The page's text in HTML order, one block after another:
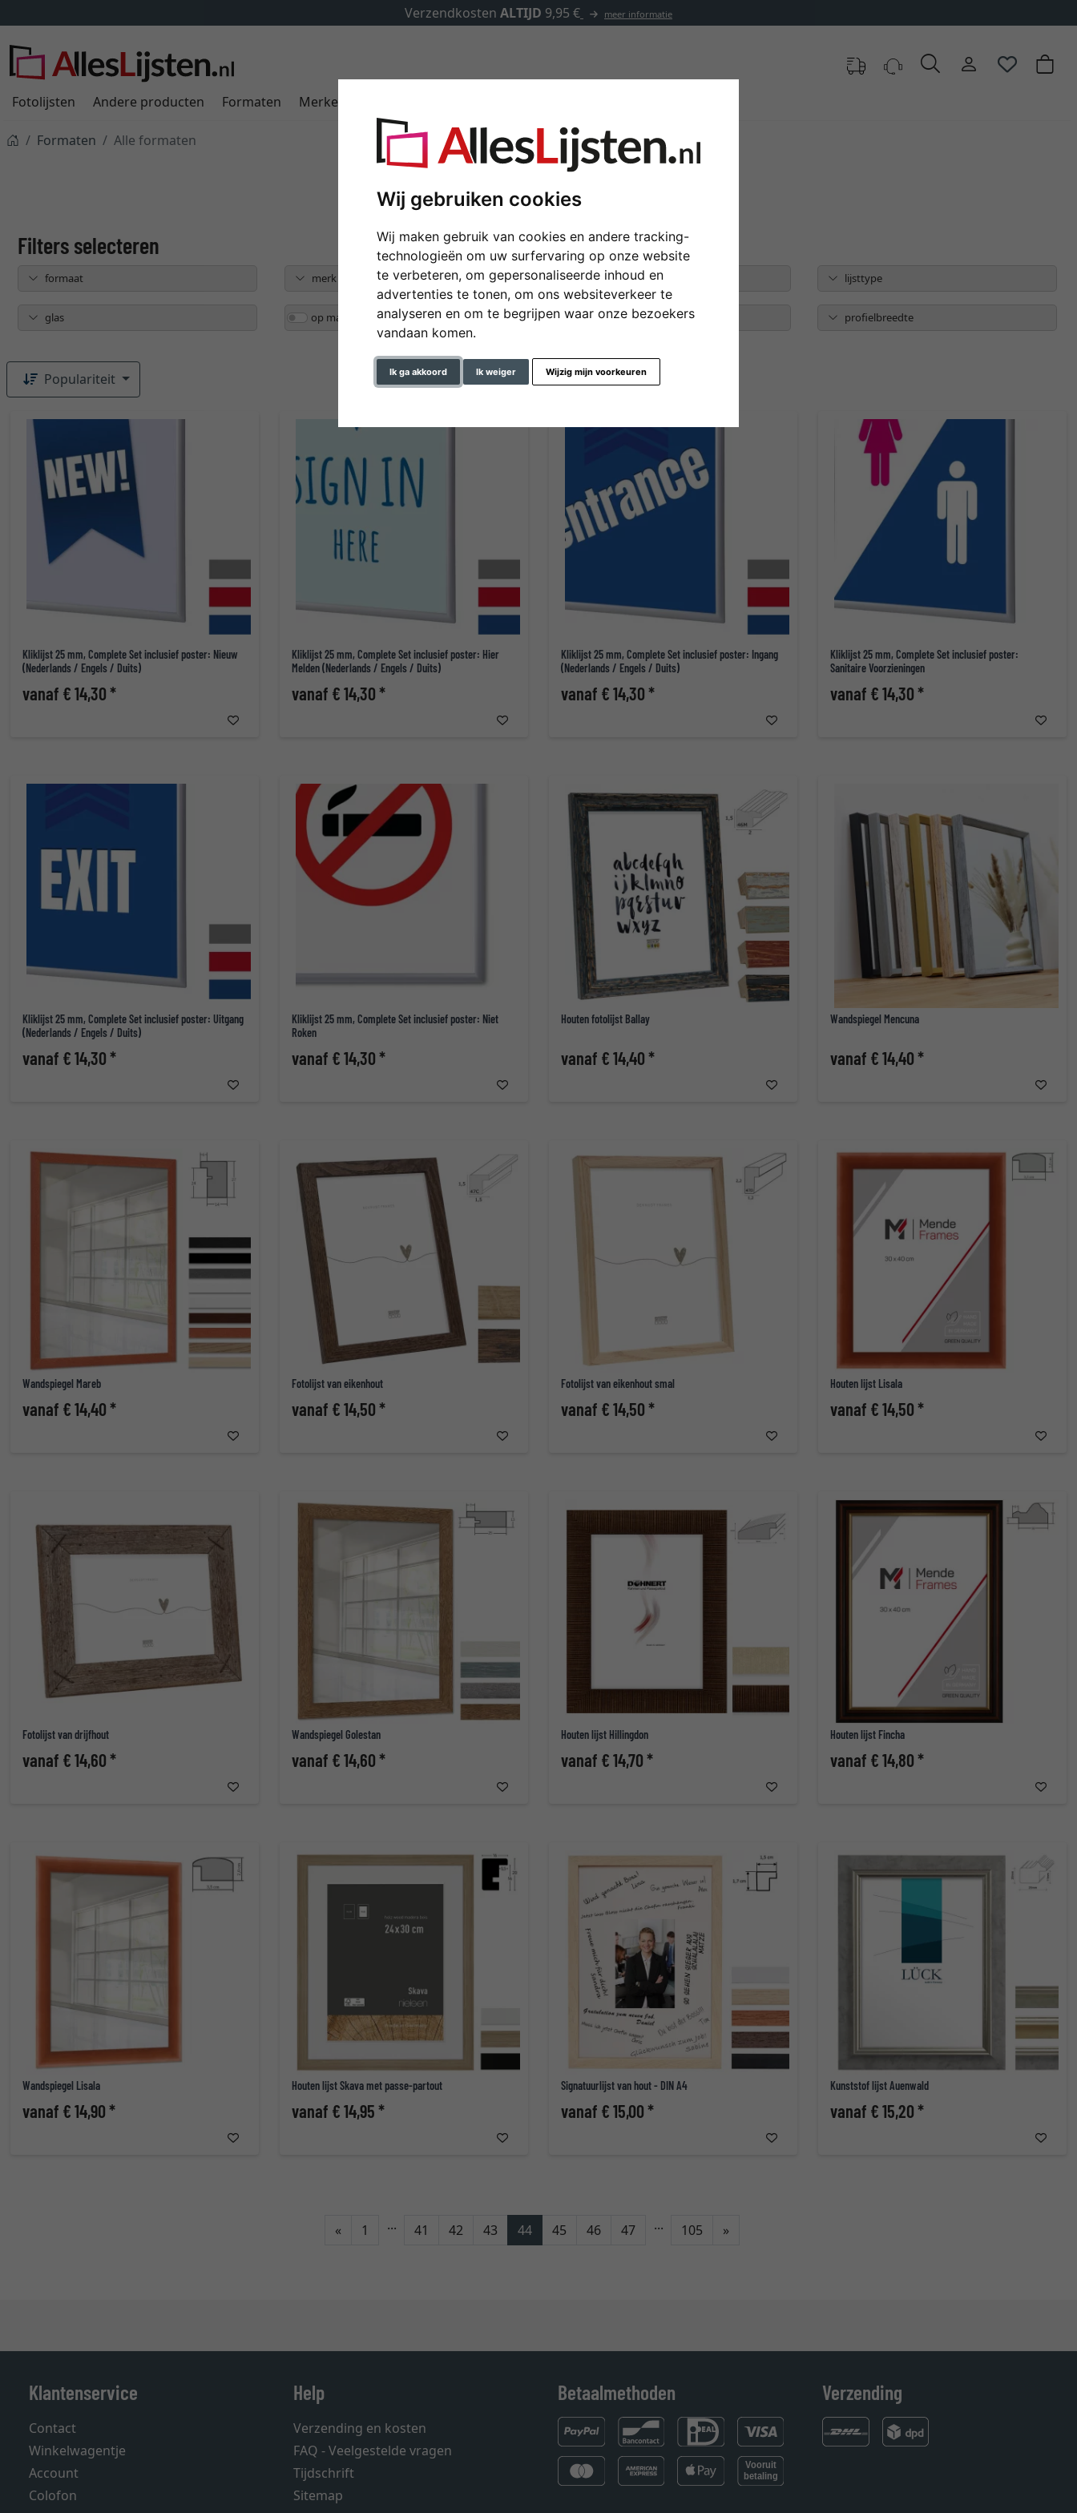
Wij gebruiken cookies
Wij maken gebruik van cookies en andere tracking-
technologieën om uw surfervaring op onze website
te verbeteren, om gepersonaliseerde inhoud en
advertenties te tonen, om ons websiteverkeer te
analyseren en om te begrijpen waar onze bezoekers
vandaan komen.
Ik ga akkoord Ik weiger Wijzig mijn voorkeuren
✓500.000 artikelen om uit te kiezen
Fotolijsten Andere producten Formaten Merken
Formaten Alle formaten
Alle formaten
formaat merk kleur lijsttype
glas op maat kenmerk profielbreedte
Populariteit
Kliklijst 25 mm, Complete Set inclusief poster: Nieuw
(Nederlands / Engels / Duits)
vanaf € 14,30 *
Kliklijst 25 mm, Complete Set inclusief poster: Hier
Melden (Nederlands / Engels / Duits)
vanaf € 14,30 *
Kliklijst 25 mm, Complete Set inclusief poster: Ingang
(Nederlands / Engels / Duits)
vanaf € 14,30 *
Kliklijst 25 mm, Complete Set inclusief poster:
Sanitaire Voorzieningen
vanaf € 14,30 *
Kliklijst 25 mm, Complete Set inclusief poster: Uitgang
(Nederlands / Engels / Duits)
vanaf € 14,30 *
Kliklijst 25 mm, Complete Set inclusief poster: Niet
Roken
vanaf € 14,30 *
Houten fotolijst Ballay
vanaf € 14,40 *
Wandspiegel Mencuna
vanaf € 14,40 *
Wandspiegel Mareb
vanaf € 14,40 *
Fotolijst van eikenhout
vanaf € 14,50 *
Fotolijst van eikenhout smal
vanaf € 14,50 *
Houten lijst Lisala
vanaf € 14,50 *
Fotolijst van drijfhout
vanaf € 14,60 *
Wandspiegel Golestan
vanaf € 14,60 *
Houten lijst Hillingdon
vanaf € 14,70 *
Houten lijst Fincha
vanaf € 14,80 *
Wandspiegel Lisala
vanaf € 14,90 *
Houten lijst Skava met passe-partout
vanaf € 14,95 *
Signatuurlijst van hout - DIN A4
vanaf € 15,00 *
Kunststof lijst Auenwald
vanaf € 15,20 *
« Terug
1 ... 41 42 43 44 45 46 47 ... 105 »Verder
Klantenservice
Contact
Winkelwagentje
Account
Colofon
Help
Verzending en kosten
FAQ - Veelgestelde vragen
Tijdschrift
Sitemap
Betaalmethoden Verzending